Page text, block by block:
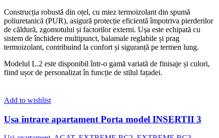
Construcția robustă din oțel, cu miez termoizolant din spumă
poliuretanică (PUR), asigură protecție eficientă împotriva pierderilor
de căldură, zgomotului și factorilor externi. Ușa este echipată cu
sistem de închidere multipunct, balamale reglabile și prag
termoizolant, contribuind la confort și siguranță pe termen lung.
Modelul L.2 este disponibil într-o gamă variată de finisaje și culori,
fiind ușor de personalizat în funcție de stilul fațadei.
Add to wishlist
Usa intrare apartament Porta model INSERTII 3